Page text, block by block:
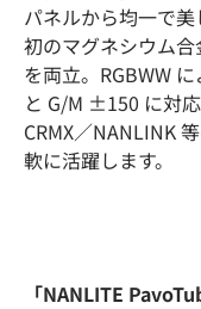
パネルから均一で
初のマグネシウム
を両立。RGBWW
と G/M ±150 に対
CRMX／NANLINK
軟に活躍します。
「NANLITE